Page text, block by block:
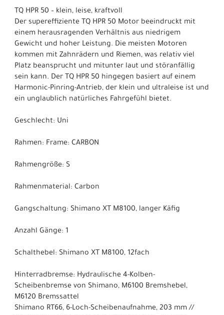
TQ HPR 50 – klein, leise, kraftvoll
Der supereffiziente TQ HPR 50 Motor beeindruckt mit
einem herausragenden Verhältnis aus niedrigem
Gewicht und hoher Leistung. Die meisten Motoren
kommen mit Zahnrädern und Riemen, was relativ viel
Platz beansprucht und mitunter laut und störanfällig
sein kann. Der TQ HPR 50 hingegen basiert auf einem
Harmonic-Pinring-Antrieb, der klein und ultraleise ist und
ein unglaublich natürliches Fahrgefühl bietet.
Geschlecht: Uni
Rahmen: Frame: CARBON
Rahmengröße: S
Rahmenmaterial: Carbon
Gangschaltung: Shimano XT M8100, langer Käfig
Anzahl Gänge: 1
Schalthebel: Shimano XT M8100, 12fach
Hinterradbremse: Hydraulische 4-Kolben-
Scheibenbremse von Shimano, M6100 Bremshebel,
M6120 Bremssattel
Shimano RT66, 6-Loch-Scheibenaufnahme, 203 mm //